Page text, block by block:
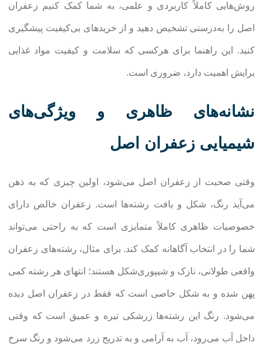
روش‌هایی کاملاً کاربردی و علمی، به شما کمک کنیم زعفران
اصل را به‌درستی تشخیص دهید و از خریدهای بی‌کیفیت پیشگیری
کنید. این راهنما برای هرکسی که سلامت و کیفیت مواد غذایی
برایش اهمیت دارد، ضروری است.
نشانه‌های ظاهری و ویژگی‌های
شیمیایی زعفران اصل
وقتی صحبت از زعفران اصل می‌شود، اولین چیزی که به ذهن
می‌آید رنگ، شکل و بافت رشته‌ها است. زعفران خالص دارای
خصوصیات ظاهری کاملاً متمایزی است که به راحتی می‌تواند
شما را در انتخاب آگاهانه کمک کند. برای مثال، رشته‌های زعفران
واقعی طولانی، نازک و شیپوری‌شکل هستند؛ انتهای هر رشته کمی
پهن شده و به شکل خاصی است که فقط در زعفران اصل دیده
می‌شود. رنگ این رشته‌ها زرشکی تیره و عمیق است که وقتی
داخل آب می‌رود، آب به آرامی و به تدریج زرد می‌شود و رنگ سرخ